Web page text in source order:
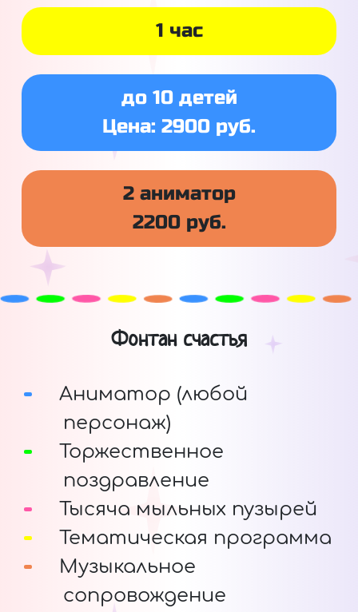
1 час
до 10 детей
Цена: 2900 руб.
2 аниматор
2200 руб.
Фонтан счастья
Аниматор (любой
персонаж)
Торжественное
поздравление
Тысяча мыльных пузырей
Тематическая программа
Музыкальное
сопровождение